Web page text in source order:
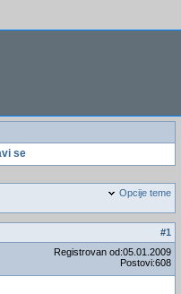
se
Opcije teme
#1
Registrovan od:05.01.2009
Postovi:608